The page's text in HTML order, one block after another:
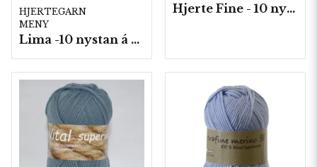
HJERTEGARN
MENY
Lima -10 nystan á 50g./fp.
Hjerte Fine - 10 nystan a40g./fp.